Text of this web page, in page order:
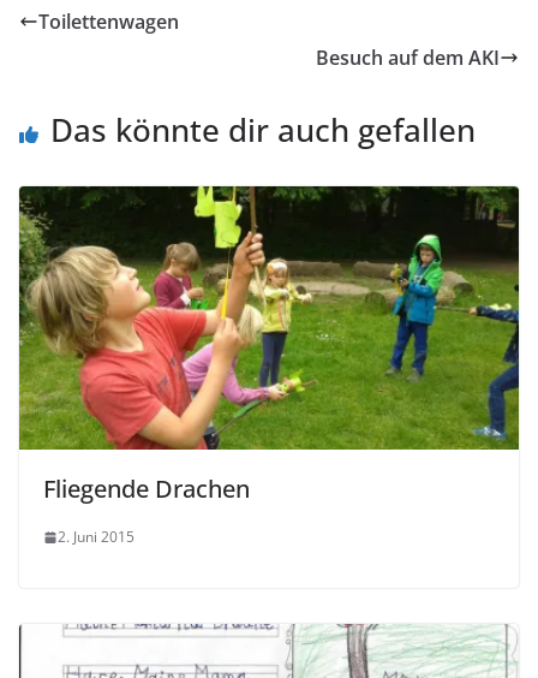
Toilettenwagen
Besuch auf dem AKI
Das könnte dir auch gefallen
Fliegende Drachen
2. Juni 2015